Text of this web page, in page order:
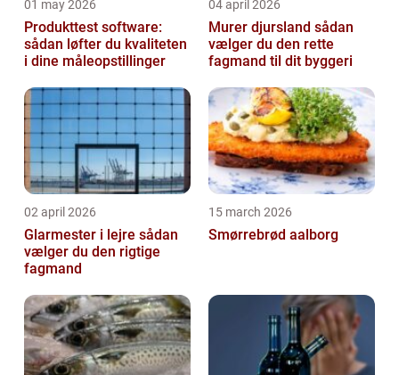
01 may 2026
Produkttest software:
sådan løfter du kvaliteten
i dine måleopstillinger
04 april 2026
Murer djursland sådan
vælger du den rette
fagmand til dit byggeri
02 april 2026
Glarmester i lejre sådan
vælger du den rigtige
fagmand
15 march 2026
Smørrebrød aalborg